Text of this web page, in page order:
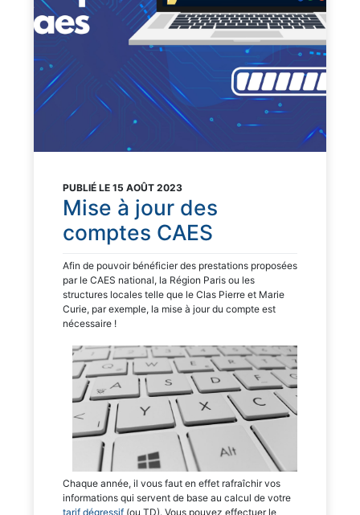
PUBLIÉ LE 15 AOÛT 2023
Mise à jour des
comptes CAES
Afin de pouvoir bénéficier des prestations proposées
par le CAES national, la Région Paris ou les
structures locales telle que le Clas Pierre et Marie
Curie, par exemple, la mise à jour du compte est
nécessaire !
Chaque année, il vous faut en effet rafraîchir vos
informations qui servent de base au calcul de votre
tarif dégressif (ou TD). Vous pouvez effectuer le